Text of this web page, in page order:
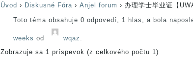
Úvod › Diskusné Fóra › Anjel forum › 办理学士毕业证【
Toto téma obsahuje 0 odpovedí, 1 hlas, a bola
weeks od wqaz .
Zobrazuje sa 1 príspevok (z celkového počtu 1)